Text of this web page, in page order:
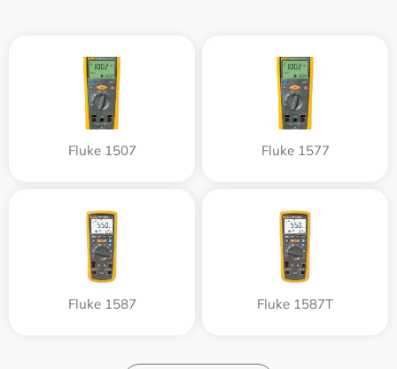
Fluke 1507 Fluke 1577
Fluke 1587 Fluke 1587T